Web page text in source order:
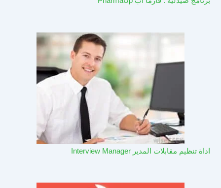
اداة تنظيم مقابلات المدير Interview Manager